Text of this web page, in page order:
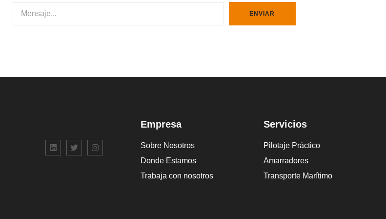
ENVIAR
Empresa
Sobre Nosotros
Donde Estamos
Trabaja con nosotros
Servicios
Pilotaje Práctico
Amarradores
Transporte Marítimo